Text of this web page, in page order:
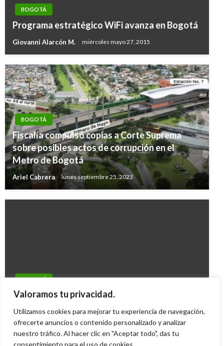
Valoramos tu privacidad.
Utilizamos cookies para mejorar tu experiencia de navegación,
ofrecerte anuncios o contenido personalizado y analizar
nuestro tráfico. Al hacer clic en "Aceptar todo", das tu
consentimiento para el uso de cookies.
BOGOTÁ
Programa estratégico WiFi avanza en Bogotá
Giovanni Alarcón M. miércoles mayo 27, 2015
BOGOTÁ
Fiscalía compulsó copias a Corte Suprema
sobre posibles actos de corrupción en el
Metro de Bogotá
Ariel Cabrera lunes septiembre 25, 2023
BOGOTÁ
CAR advierte por crecimiento del río Bogotá
Iván Briceño viernes octubre 21, 2011
BOGOTÁ
Al menos 1 billón de pesos deben los morosos
Manuel Reyes Beltran miércoles noviembre 23, 2016